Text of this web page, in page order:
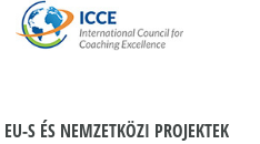
EU-S ÉS NEMZETKÖZI PROJEKTEK